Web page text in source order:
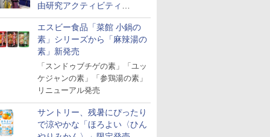
由研究アクティビティ
「Fisherman's Academy」を
実施中
エスビー食品「菜館 小鍋の
素」シリーズから「麻辣湯の
素」新発売
「スンドゥブチゲの素」「ユッ
ケジャンの素」「参鶏湯の素」
リニューアル発売
サントリー、残暑にぴったり
で涼やかな「ほろよい〈ひん